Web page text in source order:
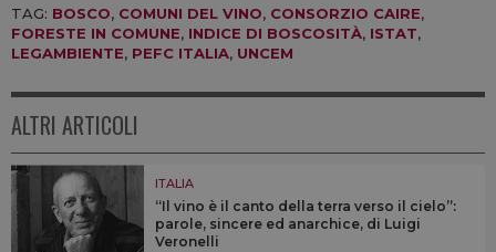
TAG: BOSCO, COMUNI DEL VINO, CONSORZIO CAIRE,
FORESTE IN COMUNE, INDICE DI BOSCOSITÀ, ISTAT,
LEGAMBIENTE, PEFC ITALIA, UNCEM
ALTRI ARTICOLI
ITALIA
“Il vino è il canto della terra verso il cielo”:
parole, sincere ed anarchice, di Luigi
Veronelli